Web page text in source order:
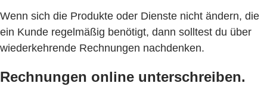
Wenn sich die Produkte oder Dienste nicht ändern, die
ein Kunde regelmäßig benötigt, dann solltest du über
wiederkehrende Rechnungen nachdenken.
Rechnungen online unterschreiben.